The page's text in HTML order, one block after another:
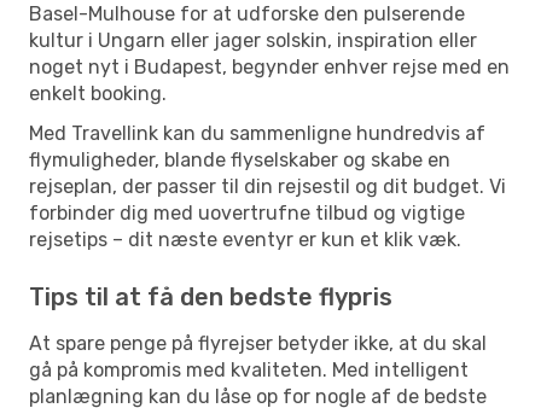
Basel-Mulhouse for at udforske den pulserende
kultur i Ungarn eller jager solskin, inspiration eller
noget nyt i Budapest, begynder enhver rejse med en
enkelt booking.
Med Travellink kan du sammenligne hundredvis af
flymuligheder, blande flyselskaber og skabe en
rejseplan, der passer til din rejsestil og dit budget. Vi
forbinder dig med uovertrufne tilbud og vigtige
rejsetips – dit næste eventyr er kun et klik væk.
Tips til at få den bedste flypris
At spare penge på flyrejser betyder ikke, at du skal
gå på kompromis med kvaliteten. Med intelligent
planlægning kan du låse op for nogle af de bedste